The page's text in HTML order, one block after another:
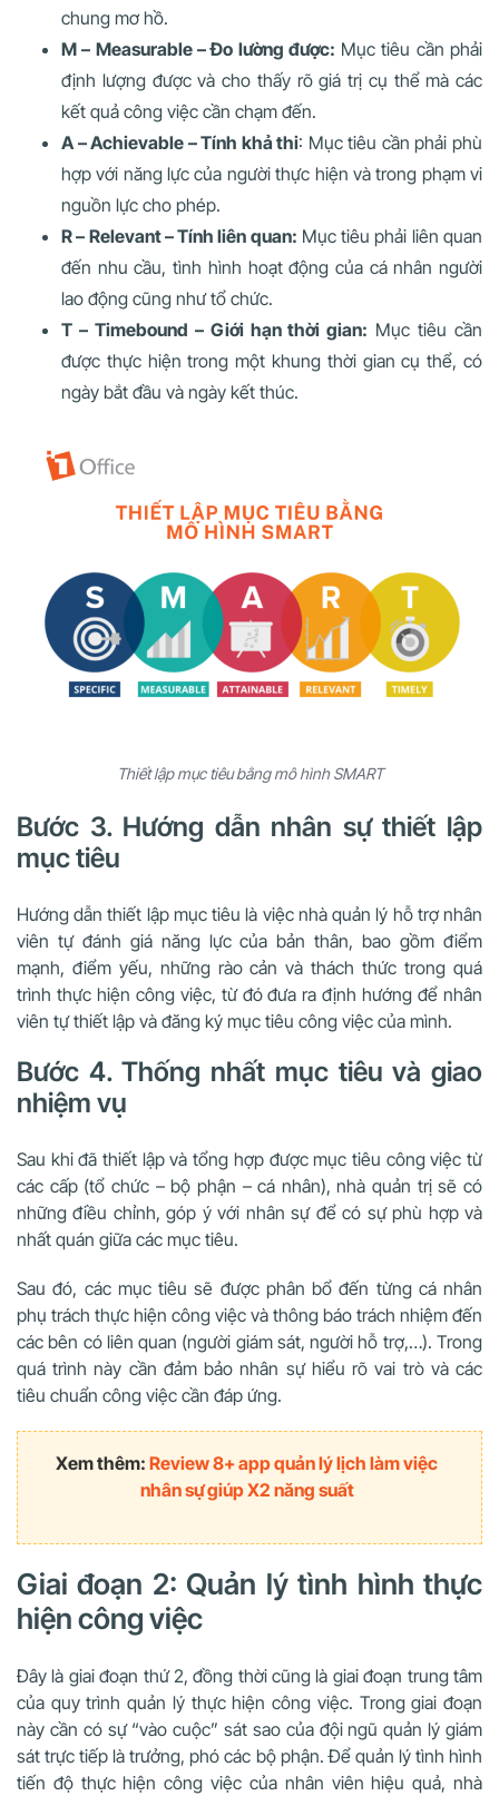
chung mơ hồ.
M – Measurable – Đo lường được: Mục tiêu cần phải
định lượng được và cho thấy rõ giá trị cụ thể mà các
kết quả công việc cần chạm đến.
A – Achievable – Tính khả thi: Mục tiêu cần phải phù
hợp với năng lực của người thực hiện và trong phạm vi
nguồn lực cho phép.
R – Relevant – Tính liên quan: Mục tiêu phải liên quan
đến nhu cầu, tình hình hoạt động của cá nhân người
lao động cũng như tổ chức.
T – Timebound – Giới hạn thời gian: Mục tiêu cần
được thực hiện trong một khung thời gian cụ thể, có
ngày bắt đầu và ngày kết thúc.
Thiết lập mục tiêu bằng mô hình SMART
Bước 3. Hướng dẫn nhân sự thiết lập
mục tiêu
Hướng dẫn thiết lập mục tiêu là việc nhà quản lý hỗ trợ nhân
viên tự đánh giá năng lực của bản thân, bao gồm điểm
mạnh, điểm yếu, những rào cản và thách thức trong quá
trình thực hiện công việc, từ đó đưa ra định hướng để nhân
viên tự thiết lập và đăng ký mục tiêu công việc của mình.
Bước 4. Thống nhất mục tiêu và giao
nhiệm vụ
Sau khi đã thiết lập và tổng hợp được mục tiêu công việc từ
các cấp (tổ chức – bộ phận – cá nhân), nhà quản trị sẽ có
những điều chỉnh, góp ý với nhân sự để có sự phù hợp và
nhất quán giữa các mục tiêu.
Sau đó, các mục tiêu sẽ được phân bổ đến từng cá nhân
phụ trách thực hiện công việc và thông báo trách nhiệm đến
các bên có liên quan (người giám sát, người hỗ trợ,…). Trong
quá trình này cần đảm bảo nhân sự hiểu rõ vai trò và các
tiêu chuẩn công việc cần đáp ứng.
Xem thêm: Review 8+ app quản lý lịch làm việc
nhân sự giúp X2 năng suất
Giai đoạn 2: Quản lý tình hình thực
hiện công việc
Đây là giai đoạn thứ 2, đồng thời cũng là giai đoạn trung tâm
của quy trình quản lý thực hiện công việc. Trong giai đoạn
này cần có sự “vào cuộc” sát sao của đội ngũ quản lý giám
sát trực tiếp là trưởng, phó các bộ phận. Để quản lý tình hình
tiến độ thực hiện công việc của nhân viên hiệu quả, nhà